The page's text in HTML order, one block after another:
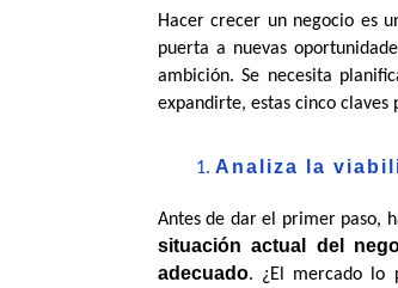
Hacer crecer un negocio es
puerta a nuevas
ambición. Se necesita
expandirte, estas cinco
Analiza la
Antes de dar el primer paso,
situación actual del
adecuado. ¿El mercado lo